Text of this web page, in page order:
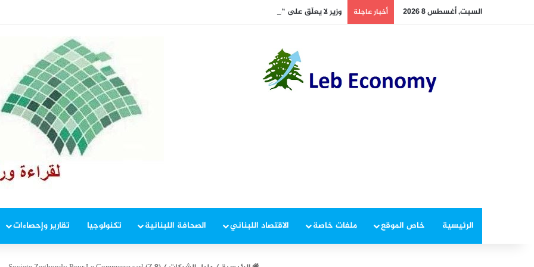
السبت, أغسطس 8 2026 أخبار عاجلة وزير لا يعلّق على “مشروع حيوي”
الرئيسية خاص الموقع ملفات خاصة الاقتصاد اللبناني الصحافة اللبنانية تكنولوجيا تقارير وإحصاءات